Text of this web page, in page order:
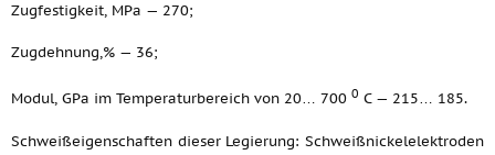
Zugfestigkeit, MPa — 270;
Zugdehnung,% — 36;
Modul, GPa im Temperaturbereich von 20… 700 0 C — 215… 185.
Schweißeigenschaften dieser Legierung: Schweißnickelelektroden